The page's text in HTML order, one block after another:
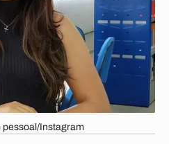
pessoal/Instagram